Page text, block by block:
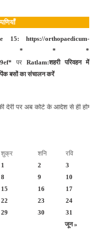
https://orthopaedicum-
* *
पर Ratlam:शहरी परिवहन में
पिंक बसों का संचालन करें
अब कोर्ट के आदेश से ही होगा
शुक्र शनि रवि
जून »
1 2
3
8 9
10
15 16
17
22 23
24
29 30 31